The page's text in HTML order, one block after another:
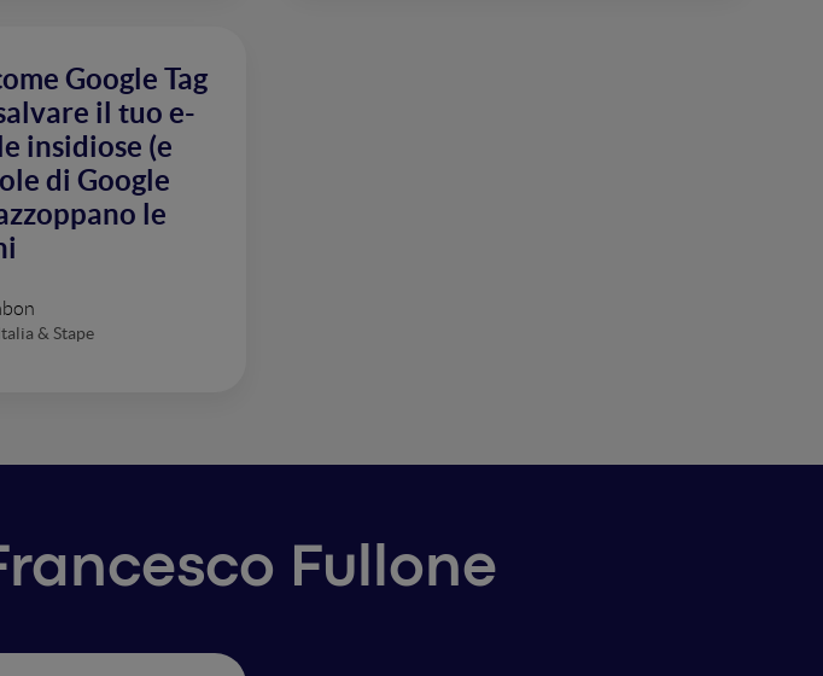
Google Tag
il tuo e-
insidiose (e
di Google
le
& Stape
Fullone